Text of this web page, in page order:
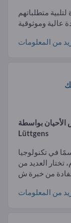
متطلباتهم
من المعلومات
الأحيان بواسطة
Lüttgens
في تكنولوجيا
تختار العديد من
من المعلومات